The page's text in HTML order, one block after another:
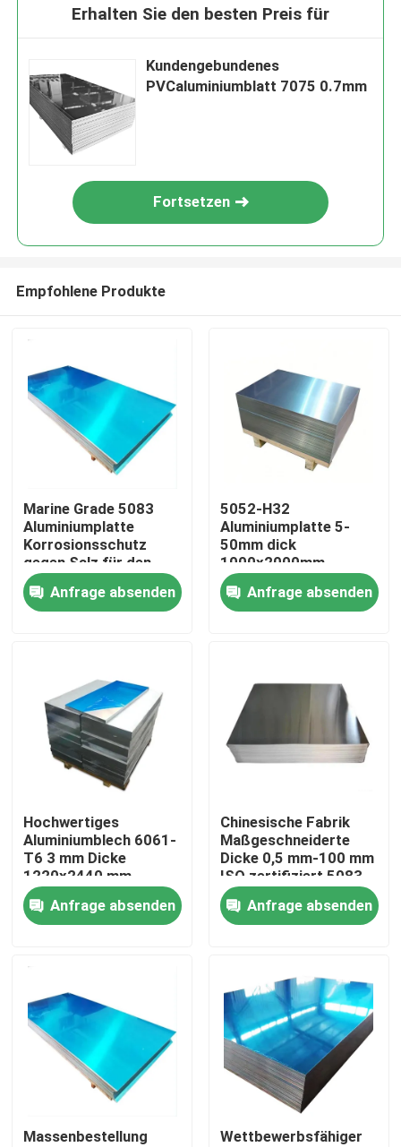
Produkte
Videos
Werksbesichtigung
Qualitätskontrolle
Neuigkeiten
Bitte um ein Angebot
Edelstahl-Platten-Blätter
Erhalten Sie den besten Preis für
Kundengebundenes
PVCaluminiumblatt 7075 0.7mm
Fortsetzen
Empfohlene Produkte
Marine Grade 5083
Aluminiumplatte
Korrosionsschutz
gegen Salz für den
Schiffbau ANSI-
zertifiziert
Anfrage absenden
5052-H32
Aluminiumplatte 5-
50mm dick
1000x2000mm
Korrosionsschutz Für
Marinebau
Anfrage absenden
Hochwertiges
Aluminiumblech 6061-
T6 3 mm Dicke
1220x2440 mm
Maßgeschneidert für
Luft- und
Raumfahrtindustrie
Anfrage absenden
Chinesische Fabrik
Maßgeschneiderte
Dicke 0,5 mm-100 mm
ISO zertifiziert 5083
H111 Legierung 1060
reines Aluminiumblech
Anfrage absenden
Massenbestellung
Wettbewerbsfähiger